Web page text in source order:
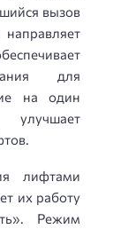
вызов
для
на один
лифтами
их работу
Режим